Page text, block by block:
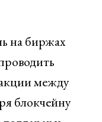
на биржах
между
блокчейну